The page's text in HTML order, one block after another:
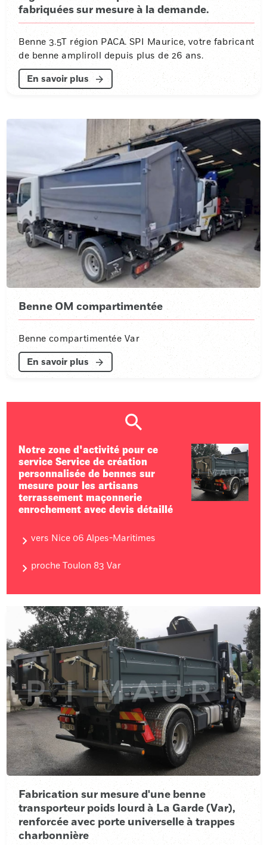
fabriquées sur mesure à la demande.
Benne 3.5T région PACA. SPI Maurice, votre fabricant
de benne ampliroll depuis plus de 26 ans.
En savoir plus
Benne OM compartimentée
Benne compartimentée Var
En savoir plus
Notre zone d'activité pour ce
service Service de création
personnalisée de bennes sur
mesure pour les artisans
terrassement maçonnerie
enrochement avec devis détaillé
vers Nice 06 Alpes-Maritimes
proche Toulon 83 Var
Fabrication sur mesure d'une benne
transporteur poids lourd à La Garde (Var),
renforcée avec porte universelle à trappes
charbonnière